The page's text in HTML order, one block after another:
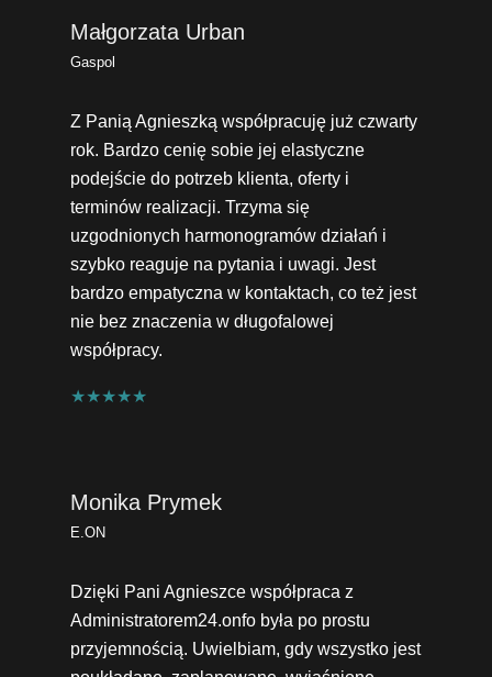
Małgorzata Urban
Gaspol
Z Panią Agnieszką współpracuję już czwarty
rok. Bardzo cenię sobie jej elastyczne
podejście do potrzeb klienta, oferty i
terminów realizacji. Trzyma się
uzgodnionych harmonogramów działań i
szybko reaguje na pytania i uwagi. Jest
bardzo empatyczna w kontaktach, co też jest
nie bez znaczenia w długofalowej
współpracy.
★★★★★
Monika Prymek
E.ON
Dzięki Pani Agnieszce współpraca z
Administratorem24.onfo była po prostu
przyjemnością. Uwielbiam, gdy wszystko jest